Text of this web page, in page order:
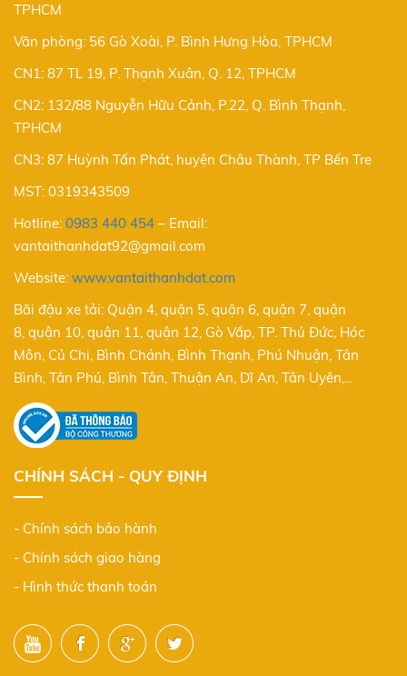
TPHCM
Văn phòng: 56 Gò Xoài, P. Bình Hưng Hòa, TPHCM
CN1: 87 TL 19, P. Thạnh Xuân, Q. 12, TPHCM
CN2: 132/88 Nguyễn Hữu Cảnh, P.22, Q. Bình Thạnh,
TPHCM
CN3: 87 Huỳnh Tấn Phát, huyện Châu Thành, TP Bến Tre
MST: 0319343509
Hotline: 0983 440 454 – Email:
vantaithanhdat92@gmail.com
Website: www.vantaithanhdat.com
Bãi đậu xe tải: Quận 4, quận 5, quận 6, quận 7, quận
8, quận 10, quận 11, quận 12, Gò Vấp, TP. Thủ Đức, Hóc
Môn, Củ Chi, Bình Chánh, Bình Thạnh, Phú Nhuận, Tân
Bình, Tân Phú, Bình Tân, Thuận An, Dĩ An, Tân Uyên,...
CHÍNH SÁCH - QUY ĐỊNH
- Chính sách bảo hành
- Chính sách giao hàng
- Hình thức thanh toán